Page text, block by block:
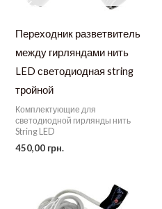
Переходник разветвитель
между гирляндами нить
LED светодиодная string
тройной
Комплектующие для
светодиодной гирлянды нить
String LED
450,00 грн.